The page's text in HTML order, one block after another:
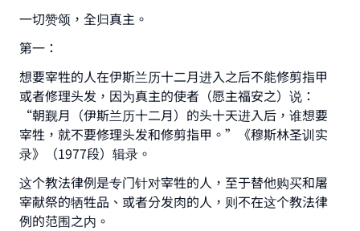
一切赞颂，全归真主。
第一：
想要宰牲的人在伊斯兰历十二月进入之后不能修剪指甲
或者修理头发，因为真主的使者（愿主福安之）说：
“朝觐月（伊斯兰历十二月）的头十天进入后，谁想要
宰牲，就不要修理头发和修剪指甲。”《穆斯林圣训实
录》（1977段）辑录。
这个教法律例是专门针对宰牲的人，至于替他购买和屠
宰献祭的牺牲品、或者分发肉的人，则不在这个教法律
例的范围之内。